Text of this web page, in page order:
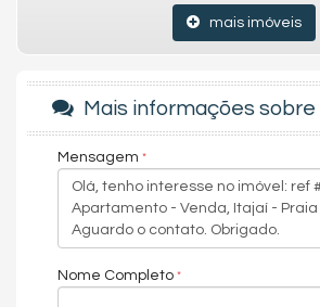
🎉 Salão de festas
🧸 Brinquedoteca
🛡️ Portaria e segurança 24h
Praia Brava – Itajaí/SC:
restaurantes, mercados e com fácil
Camboriú e à BR-101
Garanta sua unidade na planta com
BC NORTE IMÓVEIS
➡️ Um investimento inteligente em um
mais imóveis
Mais informações
Mensagem
Nome Completo